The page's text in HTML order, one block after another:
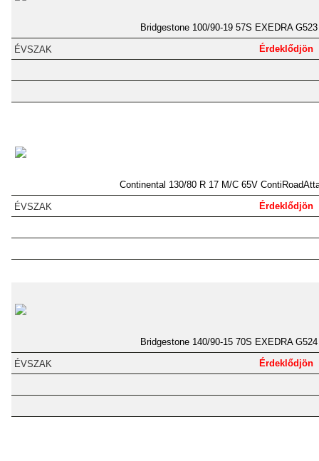
Bridgestone 100/90-19 57S EXEDRA G523
Érdeklődjön
Continental 130/80 R 17 M/C 65V
Érdeklődjön
Bridgestone 140/90-15 70S EXEDRA G524
Érdeklődjön